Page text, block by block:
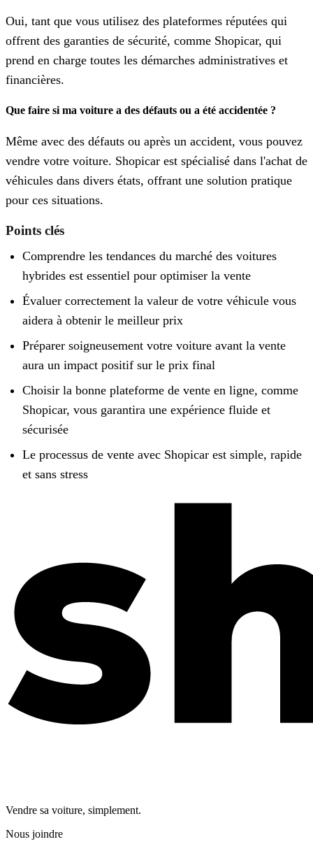
Oui, tant que vous utilisez des plateformes réputées qui
offrent des garanties de sécurité, comme Shopicar, qui
prend en charge toutes les démarches administratives et
financières.
Que faire si ma voiture a des défauts ou a été accidentée ?
Même avec des défauts ou après un accident, vous pouvez
vendre votre voiture. Shopicar est spécialisé dans l'achat de
véhicules dans divers états, offrant une solution pratique
pour ces situations.
Points clés
Comprendre les tendances du marché des voitures
hybrides est essentiel pour optimiser la vente
Évaluer correctement la valeur de votre véhicule vous
aidera à obtenir le meilleur prix
Préparer soigneusement votre voiture avant la vente
aura un impact positif sur le prix final
Choisir la bonne plateforme de vente en ligne, comme
Shopicar, vous garantira une expérience fluide et
sécurisée
Le processus de vente avec Shopicar est simple, rapide
et sans stress
Vendre sa voiture, simplement.
Nous joindre